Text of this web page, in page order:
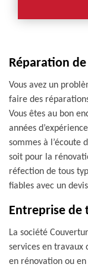
Réparation
Vous avez un
faire des
Vous êtes au bon
années
sommes à l’écoute
soit pour la
réfection de tous
fiables avec un
Entreprise de
La société
services en travaux
en rénovation ou